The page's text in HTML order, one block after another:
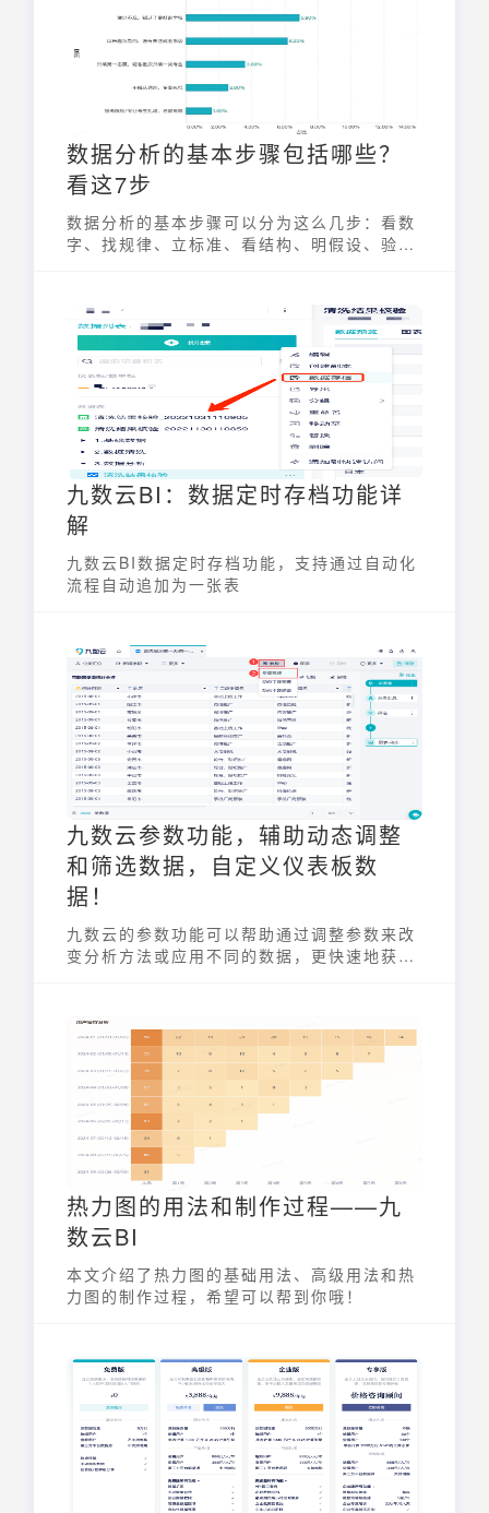
数据分析的基本步骤包括哪些？
看这7步
数据分析的基本步骤可以分为这么几步：看数
字、找规律、立标准、看结构、明假设、验真
九数云BI：数据定时存档功能详
解
九数云BI数据定时存档功能，支持通过自动化
流程自动追加为一张表
九数云参数功能，辅助动态调整
和筛选数据，自定义仪表板数
据！
九数云的参数功能可以帮助通过调整参数来改
变分析方法或应用不同的数据，更快速地获取
热力图的用法和制作过程——九
数云BI
本文介绍了热力图的基础用法、高级用法和热
力图的制作过程，希望可以帮到你哦！